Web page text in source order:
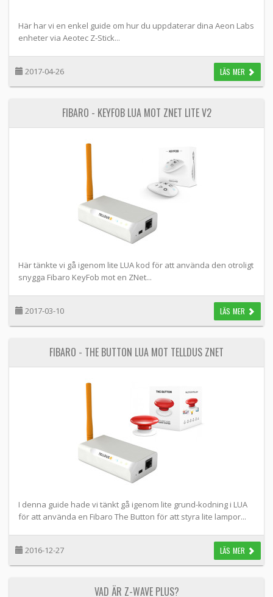
Här har vi en enkel guide om hur du uppdaterar dina Aeon Labs
enheter via Aeotec Z-Stick...
2017-04-26 LÄS MER
FIBARO - KEYFOB LUA MOT ZNET LITE V2
Här tänkte vi gå igenom lite LUA kod för att använda den otroligt
snygga Fibaro KeyFob mot en ZNet...
2017-03-10 LÄS MER
FIBARO - THE BUTTON LUA MOT TELLDUS ZNET
I denna guide hade vi tänkt gå igenom lite grund-kodning i LUA
för att använda en Fibaro The Button för att styra lite lampor...
2016-12-27 LÄS MER
VAD ÄR Z-WAVE PLUS?